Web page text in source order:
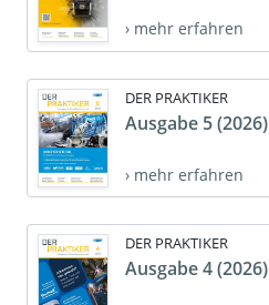
› mehr erfahren
DER PRAKTIKER
Ausgabe 5 (2026)
› mehr erfahren
DER PRAKTIKER
Ausgabe 4 (2026)